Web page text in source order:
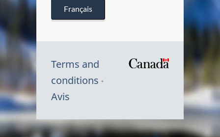
Français
Terms and
conditions
Avis
Symbole
du